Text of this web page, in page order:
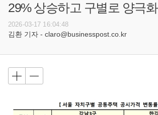
29% 상승하고 구별로 양극화
2026-03-17 16:04:48
김환 기자 - claro@businesspost.co.kr